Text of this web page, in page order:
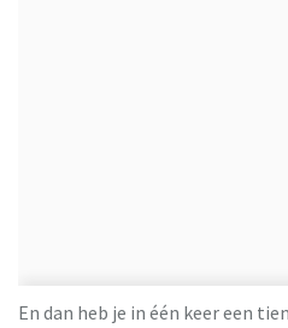
En dan heb je in één keer een